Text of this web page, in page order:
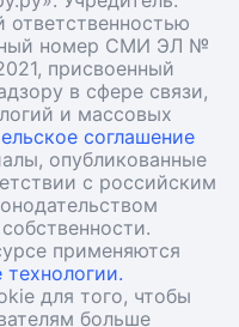
ответственностью
номер СМИ ЭЛ №
присвоенный
в сфере связи,
и массовых
соглашение
опубликованные
с российским
применяются
для того, чтобы
больше